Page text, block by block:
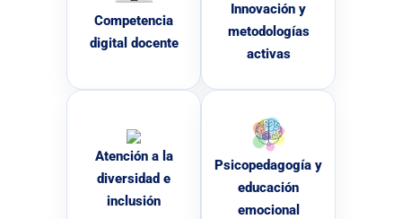
Competencia
digital docente
Innovación y
metodologías
activas
Atención a la
diversidad e
inclusión
Psicopedagogía y
educación
emocional